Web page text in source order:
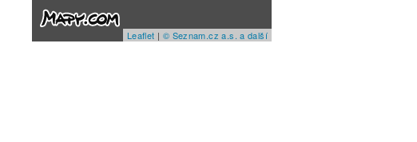
Leaflet | © Seznam.cz a.s. a další